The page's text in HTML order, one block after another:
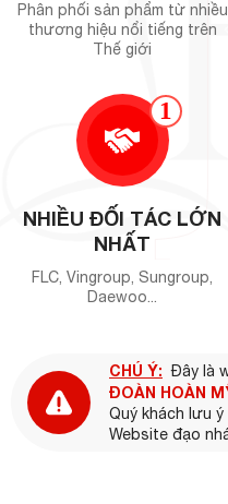
Phân phối sản phẩm từ nhiều
thương hiệu nổi tiếng trên
Thế giới
1
NHIỀU ĐỐI TÁC LỚN
NHẤT
FLC, Vingroup, Sungroup,
Daewoo...
CHÚ Ý: Đây là
ĐOÀN HOÀN
Quý khách lưu
Website đạo